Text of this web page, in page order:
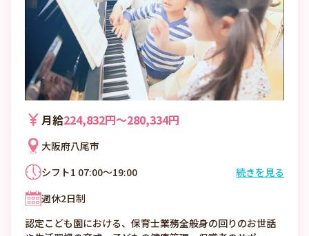
月給224,832円〜280,334円
大阪府八尾市
シフト1 07:00～19:00
7:30～16:30
10:00～19:00ほか
続きを見る
週休2日制
認定こども園における、保育士業務全般身の回りのお世話